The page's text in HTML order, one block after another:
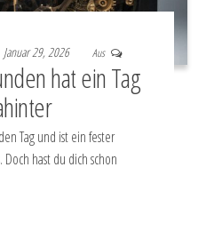
Januar 29, 2026 Aus
hat ein Tag
Tag und ist ein fester
hast du dich schon